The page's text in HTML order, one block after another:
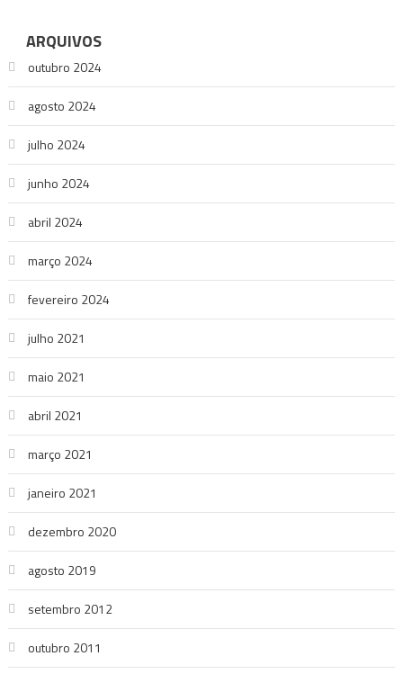
ARQUIVOS
outubro 2024
agosto 2024
julho 2024
junho 2024
abril 2024
março 2024
fevereiro 2024
julho 2021
maio 2021
abril 2021
março 2021
janeiro 2021
dezembro 2020
agosto 2019
setembro 2012
outubro 2011